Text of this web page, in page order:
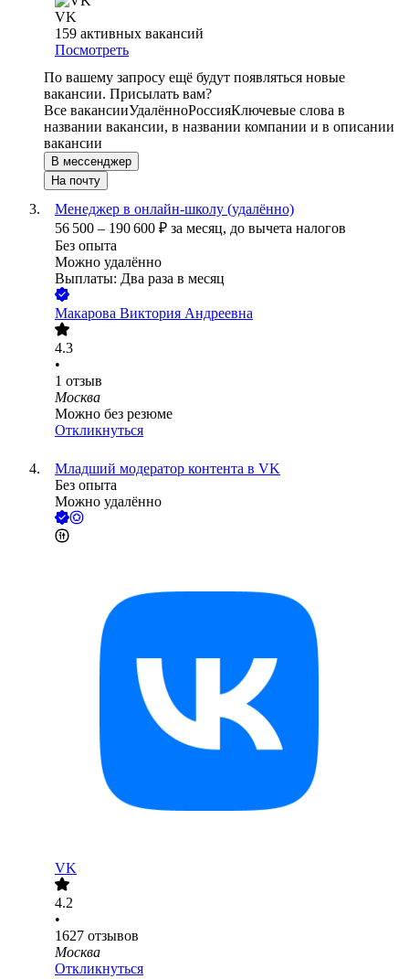
VK
159 активных вакансий
Посмотреть
По вашему запросу ещё будут появляться новые
вакансии. Присылать вам?
Все вакансииУдалённоРоссияКлючевые слова в
названии вакансии, в названии компании и в описании
вакансии
В мессенджер
На почту
Менеджер в онлайн-школу (удалённо)
56 500 – 190 600 ₽ за месяц, до вычета налогов
Без опыта
Можно удалённо
Выплаты: Два раза в месяц
Макарова Виктория Андреевна
4.3
•
1 отзыв
Москва
Можно без резюме
Откликнуться
Младший модератор контента в VK
Без опыта
Можно удалённо
VK
4.2
•
1627 отзывов
Москва
Откликнуться